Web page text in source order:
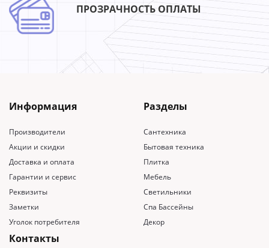
ПРОЗРАЧНОСТЬ ОПЛАТЫ
Информация
Производители
Акции и скидки
Доставка и оплата
Гарантии и сервис
Реквизиты
Заметки
Уголок потребителя
Разделы
Сантехника
Бытовая техника
Плитка
Мебель
Светильники
Спа Бассейны
Декор
Контакты